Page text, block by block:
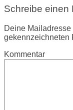
Schreibe einen
Deine
gekennzeichneten
Kommentar